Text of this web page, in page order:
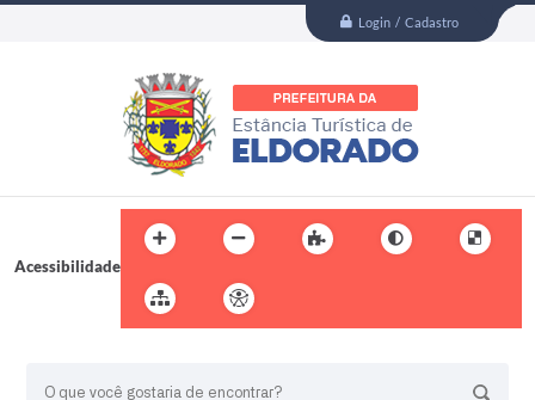
Login / Cadastro
Acessibilidade